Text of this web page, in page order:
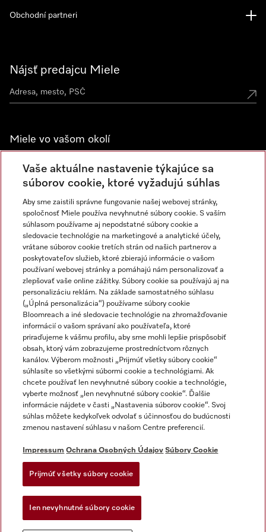
Nájsť predajcu Miele
Miele vo vašom okolí
Spoznajte predajne Miele
Newsletter
Obchodní partneri
Impressum
Obchodné podmienky
Ochrana osobných údajov
Dodacie podmienky
Akt o digitalnych sluzbach
Miele na Instagrame
Miele na YouTube
Vaše aktuálne nastavenie týkajúce sa
súborov cookie, ktoré vyžadujú súhlas
Aby sme zaistili správne fungovanie našej webovej stránky,
spoločnosť Miele používa nevyhnutné súbory cookie. S vaším
súhlasom používame aj nepodstatné súbory cookie a
sledovacie technológie na marketingové a analytické účely,
vrátane súborov cookie tretích strán od našich partnerov a
poskytovateľov služieb, ktoré zbierajú informácie o vašom
používaní webovej stránky a pomáhajú nám personalizovať a
zlepšovať vaše online zážitky. Súbory cookie sa používajú aj na
personalizáciu reklám. Na základe samostatného súhlasu
(„Úplná personalizácia“) používame súbory cookie
Bloomreach a iné sledovacie technológie na zhromažďovanie
informácií o vašom správaní ako používateľa, ktoré
priraďujeme k vášmu profilu, aby sme mohli lepšie prispôsobiť
obsah, ktorý vám zobrazujeme prostredníctvom rôznych
kanálov. Výberom možnosti „Prijmúť všetky súbory cookie“
súhlasíte so všetkými súbormi cookie a technológiami. Ak
chcete používať len nevyhnutné súbory cookie a technológie,
vyberte možnosť „len nevyhnutné súbory cookie“. Ďalšie
informácie nájdete v časti „Nastavenia súborov cookie“. Svoj
súhlas môžete kedykoľvek odvolať s účinnosťou do budúcnosti
zmenou nastavení súhlasu v našom Centre preferencií.
Impressum Ochrana Osobných Údajov Súbory Cookie
Prijmúť všetky súbory cookie
Ien nevyhnutné súbory cookie